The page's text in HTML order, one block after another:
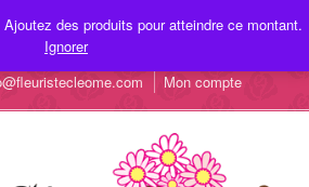
Mon compte
des produits pour atteindre ce montant.
Ignorer